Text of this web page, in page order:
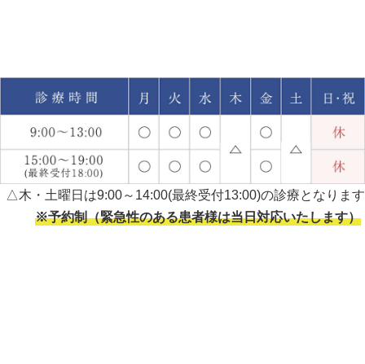
△木・土曜日は9:00～14:00(最終受付13:00)の診療となります
※予約制（緊急性のある患者様は当日対応いたします）